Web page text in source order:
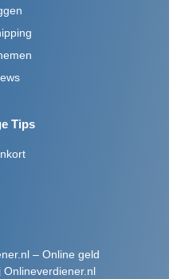
Tips
– Online geld